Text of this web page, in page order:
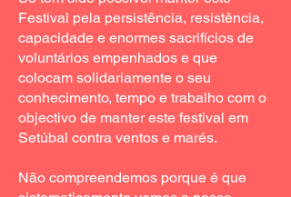
Festival pela persistência, resistência,
capacidade e enormes sacrifícios de
voluntários empenhados e que
colocam solidariamente o seu
conhecimento, tempo e trabalho com o
objectivo de manter este festival em
Setúbal contra ventos e marés.
Não compreendemos porque é que